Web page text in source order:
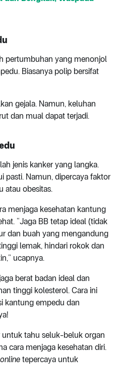
pertumbuhan yang menonjol
Biasanya polip bersifat
gejala. Namun, keluhan
dan mual dapat terjadi.
jenis kanker yang langka.
pasti. Namun, dipercaya faktor
atau obesitas.
menjaga kesehatan kantung
“Jaga BB tetap ideal (tidak
dan buah yang mengandung
lemak, hindari rokok dan
ucapnya.
berat badan ideal dan
tinggi kolesterol. Cara ini
kantung empedu dan
untuk tahu seluk-beluk organ
cara menjaga kesehatan diri.
online tepercaya untuk